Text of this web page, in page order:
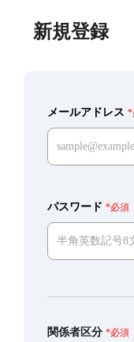
新規登録
メールアドレス *
パスワード *必須
関係者区分 *必須